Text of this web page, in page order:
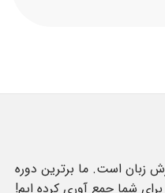
زبان است. ما برترین دوره
شما جمع آوری کرده ایم!